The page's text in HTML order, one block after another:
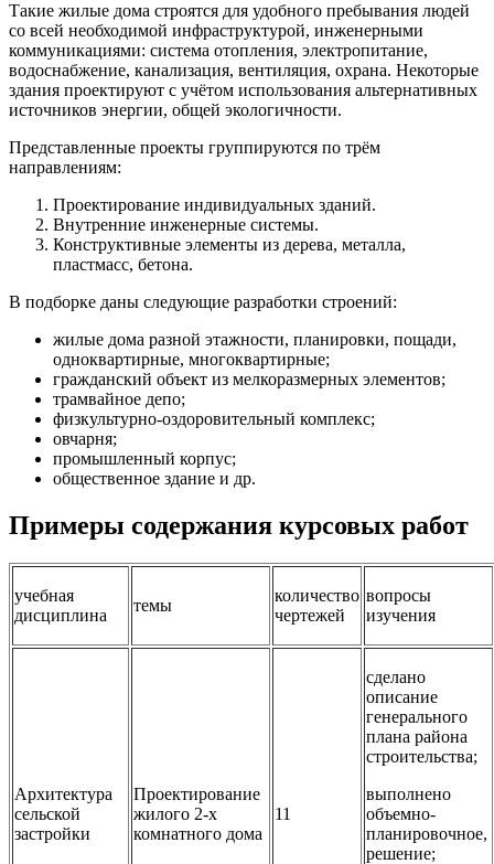
Такие жилые дома строятся для удобного пребывания людей
со всей необходимой инфраструктурой, инженерными
коммуникациями: система отопления, электропитание,
водоснабжение, канализация, вентиляция, охрана. Некоторые
здания проектируют с учётом использования альтернативных
источников энергии, общей экологичности.
Представленные проекты группируются по трём
направлениям:
Проектирование индивидуальных зданий.
Внутренние инженерные системы.
Конструктивные элементы из дерева, металла,
пластмасс, бетона.
В подборке даны следующие разработки строений:
жилые дома разной этажности, планировки, пощади,
одноквартирные, многоквартирные;
гражданский объект из мелкоразмерных элементов;
трамвайное депо;
физкультурно-оздоровительный комплекс;
овчарня;
промышленный корпус;
общественное здание и др.
Примеры содержания курсовых работ
учебная
дисциплина
темы
количество
чертежей
вопросы
изучения
Архитектура
сельской
застройки
Проектирование
жилого 2-х
комнатного дома
11
сделано
описание
генерального
плана района
строительства;
выполнено
объемно-
планировочное,
решение;